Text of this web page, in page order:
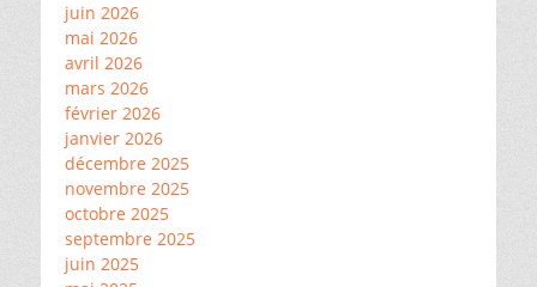
juin 2026
mai 2026
avril 2026
mars 2026
février 2026
janvier 2026
décembre 2025
novembre 2025
octobre 2025
septembre 2025
juin 2025